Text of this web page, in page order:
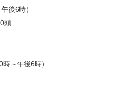
後6時）
頭
～午後6時）